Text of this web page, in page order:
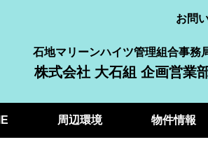
お問
石地マリーンハイツ管理組合事務
株式会社 大石組 企画営業
周辺環境 物件情報